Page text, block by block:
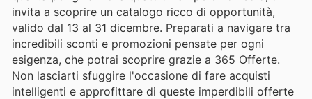
invita a scoprire un catalogo ricco di opportunità,
valido dal 13 al 31 dicembre. Preparati a navigare tra
incredibili sconti e promozioni pensate per ogni
esigenza, che potrai scoprire grazie a 365 Offerte.
Non lasciarti sfuggire l'occasione di fare acquisti
intelligenti e approfittare di queste imperdibili offerte